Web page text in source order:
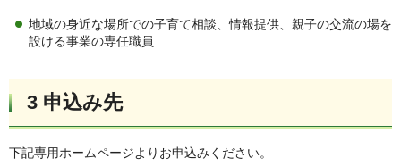
地域の身近な場所での子育て相談、情報提供、親子の交流の場を
設ける事業の専任職員
3 申込み先
下記専用ホームページよりお申込みください。